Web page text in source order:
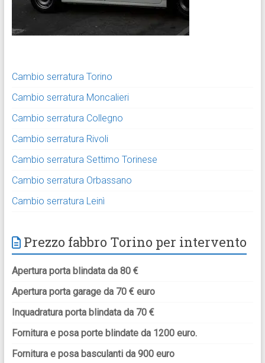
Cambio serratura Torino
Cambio serratura Moncalieri
Cambio serratura Collegno
Cambio serratura Rivoli
Cambio serratura Settimo Torinese
Cambio serratura Orbassano
Cambio serratura Leinì
Prezzo fabbro Torino per intervento
Apertura porta blindata da 80 €
Apertura porta garage da 70 € euro
Inquadratura porta blindata da 70 €
Fornitura e posa porte blindate da 1200 euro.
Fornitura e posa basculanti da 900 euro